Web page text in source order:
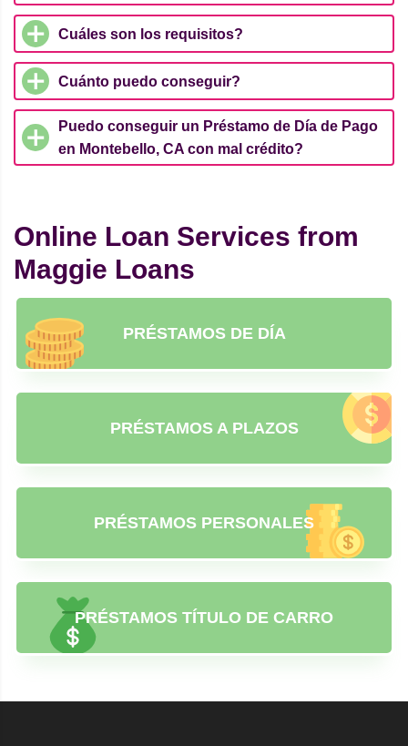
Cuáles son los requisitos?
Cuánto puedo conseguir?
Puedo conseguir un Préstamo de Día de Pago
en Montebello, CA con mal crédito?
Online Loan Services from
Maggie Loans
PRÉSTAMOS DE DÍA
PRÉSTAMOS A PLAZOS
PRÉSTAMOS PERSONALES
PRÉSTAMOS TÍTULO DE CARRO